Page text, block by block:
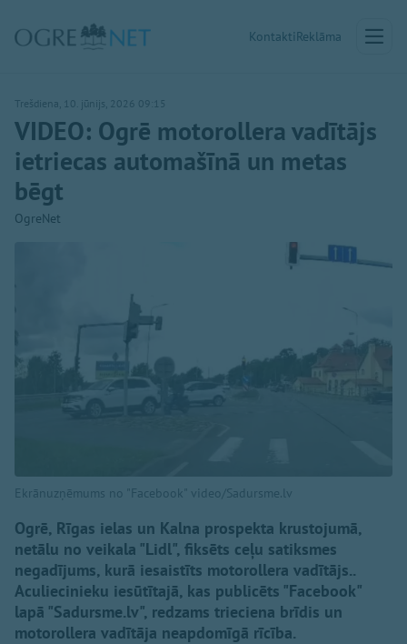
KontaktiReklāma
Trešdiena, 10. jūnijs, 2026 09:15
VIDEO: Ogrē motorollera vadītājs
ietriecas automašīnā un metas
bēgt
OgreNet
Ekrānuzņēmums no "Facebook" video/Sadursme.lv
Ogrē, Rīgas ielas un Kalna prospekta krustojumā,
netālu no veikala "Lidl", fiksēts ceļu satiksmes
negadījums, kurā iesaistīts motorollera vadītājs..
Aculiecinieku iesūtītajā, kas publicēts "Facebook"
lapā "Sadursme.lv", redzams trieciena brīdis un
motorollera vadītāja neapdomīgā rīcība.